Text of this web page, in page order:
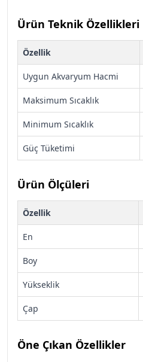
Ürün Teknik Özellikleri
Özellik
Uygun Akvaryum Hacmi
Maksimum Sıcaklık
Minimum Sıcaklık
Güç Tüketimi
Ürün Ölçüleri
Özellik
En
Boy
Yükseklik
Çap
Öne Çıkan Özellikler